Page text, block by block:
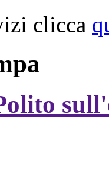
clicca